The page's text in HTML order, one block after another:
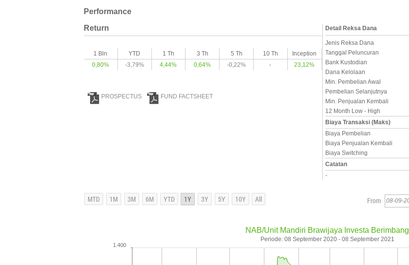
Performance
Return
1 Bln YTD 1 Th 3 Th 5 Th 10 Th
Inception
0,80%
-3,79% 4,44% 0,64% -0,22% - 23,12%
PROSPECTUS FUND FACTSHEET
Detail Reksa Dana
Jenis Reksa Dana
Tanggal Peluncuran
Bank Kustodian
Dana Kelolaan
Min. Pembelian Awal
Pembelian Selanjutnya
Min. Penjualan Kembali
12 Month Low - High
Biaya Transaksi (Maks)
Biaya Pembelian
Biaya Penjualan Kembali
Biaya Switching
Catatan
-
From
NAB/Unit Mandiri Brawijaya Investa Berimbang
Periode: 08 September 2020 - 08 September 2021
1.400